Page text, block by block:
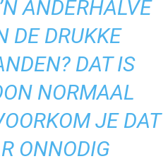
ANDERHALVE
DE DRUKKE
DAT IS
NORMAAL
JE DAT
ONNODIG